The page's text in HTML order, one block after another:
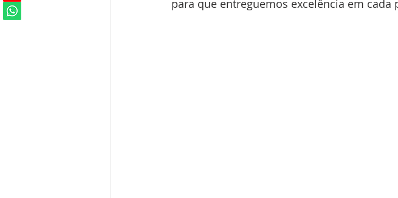
para que entreguemos excelência em